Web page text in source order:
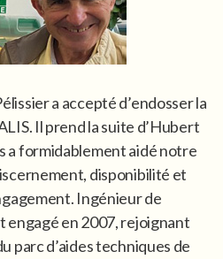
a accepté d’endosser la
Il prend la suite d’Hubert
a formidablement aidé notre
disponibilité et
Ingénieur de
engagé en 2007, rejoignant
parc d’aides techniques de